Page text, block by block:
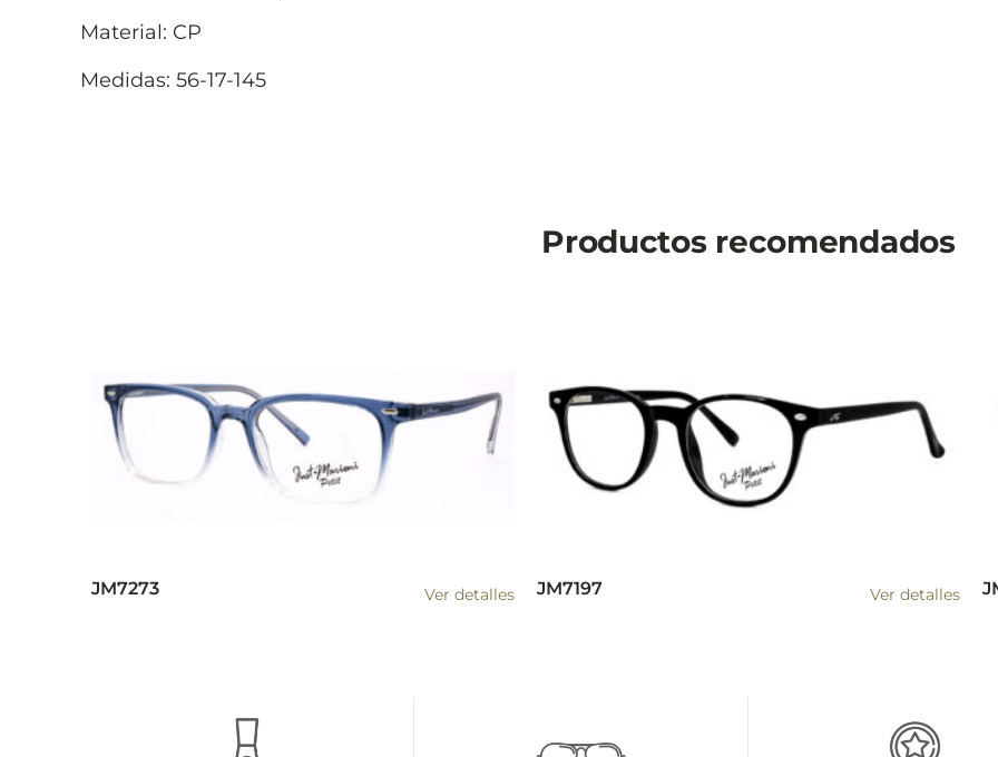
Material: CP
Medidas: 56-17-145
Productos recomendados
JM7273 Ver detalles JM7197 Ver detalles